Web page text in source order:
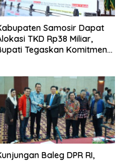
Samosir Dapat
TKD Rp38 Miliar,
Tegaskan Komitmen
Baleg DPR RI,